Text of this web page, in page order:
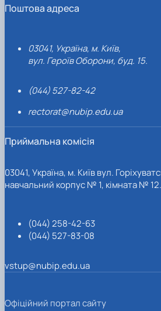
Поштова адреса
03041, Україна, м. Київ,
вул. Героїв Оборони, буд. 15.
(044) 527-82-42
rectorat@nubip.edu.ua
Приймальна комісія
03041, Україна, м. Київ вул.
навчальний корпус № 1, кімната № 12.
(044) 258-42-63
(044) 527-83-08
vstup@nubip.edu.ua
Офіційний портал сайту